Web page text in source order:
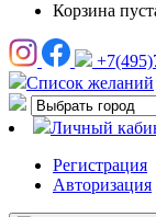
Корзина
Список желаний
Личный
Регистрация
Авторизация